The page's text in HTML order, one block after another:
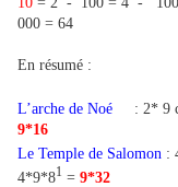
000 = 64
En résumé :
L’arche de Noé : 2* 9
9*16
Le Temple de Salomon :
4*9*81 = 9*32